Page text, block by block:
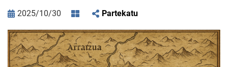
2025/10/30 Partekatu